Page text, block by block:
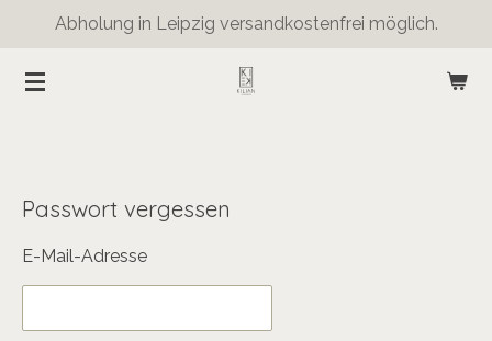
springen
Abholung in Leipzig versandkostenfrei möglich.
Passwort vergessen
E-Mail-Adresse